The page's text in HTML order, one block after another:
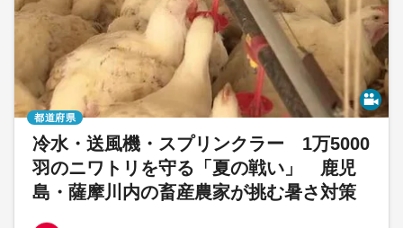
冷水・送風機・スプリンクラー 1万5000
羽のニワトリを守る「夏の戦い」 鹿児
島・薩摩川内の畜産農家が挑む暑さ対策
都道府県